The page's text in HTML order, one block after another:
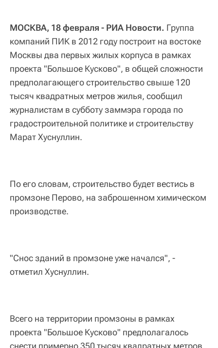
МОСКВА, 18 февраля - РИА Новости. Группа
компаний ПИК в 2012 году построит на востоке
Москвы два первых жилых корпуса в рамках
проекта "Большое Кусково", в общей сложности
предполагающего строительство свыше 120
тысяч квадратных метров жилья, сообщил
журналистам в субботу заммэра города по
градостроительной политике и строительству
Марат Хуснуллин.
По его словам, строительство будет вестись в
промзоне Перово, на заброшенном химическом
производстве.
"Снос зданий в промзоне уже начался", -
отметил Хуснуллин.
Всего на территории промзоны в рамках
проекта "Большое Кусково" предполагалось
снести примерно 350 тысяч квадратных метров